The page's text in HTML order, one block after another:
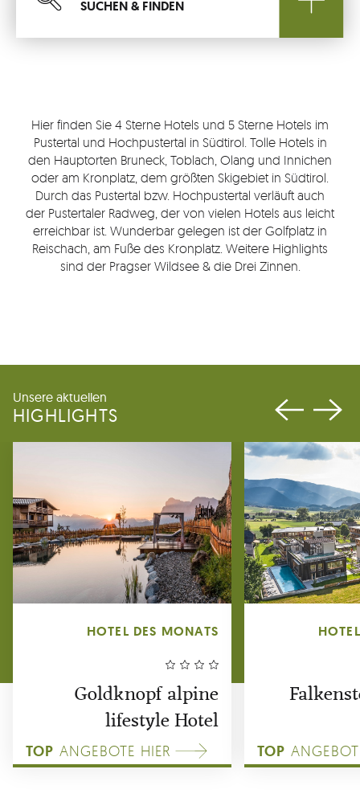
SUCHEN & FINDEN
Urlaubs
THEMEN
TOP
RESTAURANTS
Top
LAST MINUTE
Suchen
Hier finden Sie 4 Sterne Hotels und 5 Sterne Hotels im
Pustertal und Hochpustertal in Südtirol. Tolle Hotels in
den Hauptorten Bruneck, Toblach, Olang und Innichen
oder am Kronplatz, dem größten Skigebiet in Südtirol.
Durch das Pustertal bzw. Hochpustertal verläuft auch
der Pustertaler Radweg, der von vielen Hotels aus leicht
erreichbar ist. Wunderbar gelegen ist der Golfplatz in
Reischach, am Fuße des Kronplatz. Weitere Highlights
sind der Pragser Wildsee & die Drei Zinnen.
HIGHLIGHTS
Unsere aktuellen
HOTEL DES MONATS
Goldknopf alpine
lifestyle Hotel
TOP ANGEBOTE HIER TOP